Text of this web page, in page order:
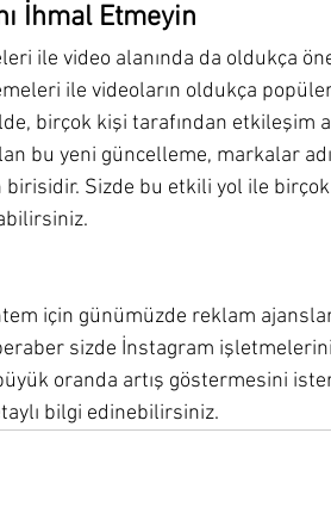
İhmal Etmeyin
ile video alanında da oldukça
ile videoların oldukça
birçok kişi tarafından etkileşim
bu yeni güncelleme, markalar
Sizde bu etkili yol ile birçok
için günümüzde reklam
sizde İnstagram
oranda artış göstermesini
bilgi edinebilirsiniz.